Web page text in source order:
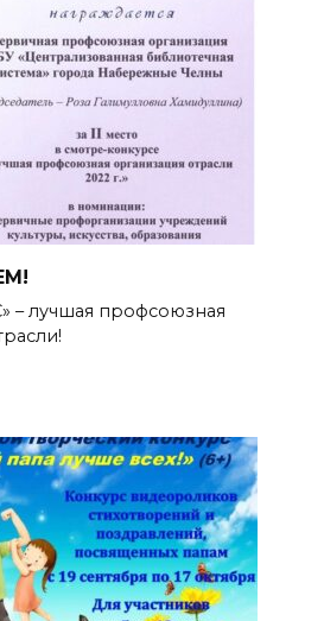
лучшая профсоюзная